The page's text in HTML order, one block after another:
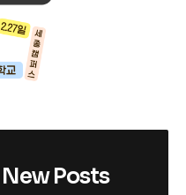
Posts